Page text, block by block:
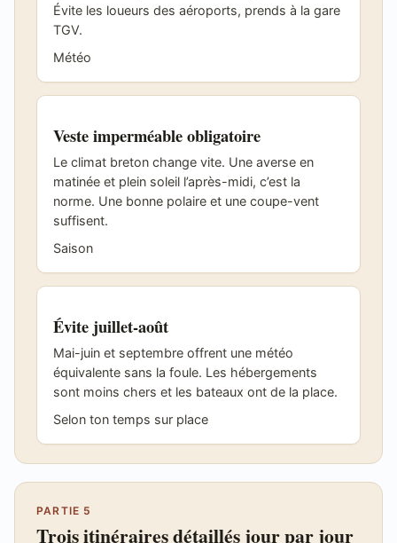
Évite les loueurs des aéroports, prends à la gare
TGV.
Météo
Veste imperméable obligatoire
Le climat breton change vite. Une averse en
matinée et plein soleil l’après-midi, c’est la
norme. Une bonne polaire et une coupe-vent
suffisent.
Saison
Évite juillet-août
Mai-juin et septembre offrent une météo
équivalente sans la foule. Les hébergements
sont moins chers et les bateaux ont de la place.
Selon ton temps sur place
PARTIE 5
Trois itinéraires détaillés jour par jour